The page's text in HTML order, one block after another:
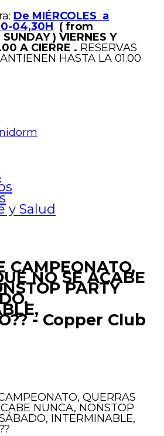
De MIÉRCOLES a
04,30H ( from
) VIERNES Y
A CIERRE . RESERVAS
HASTA LA 01.00
y Salud
CAMPEONATO,
NO SE ACABE
PARTY
- Copper Club
QUERRAS
NUNCA, NONSTOP
INTERMINABLE,